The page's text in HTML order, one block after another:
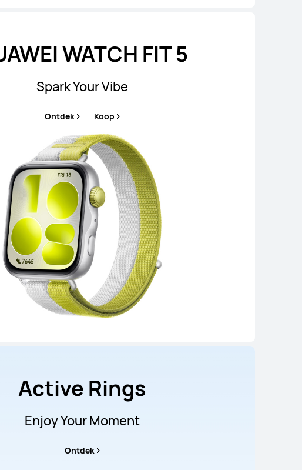
WATCH FIT 5
Spark Your Vibe
Ontdek Koop
Active Rings
Enjoy Your Moment
Ontdek